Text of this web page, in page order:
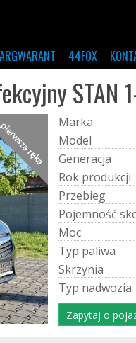
44FOX
STAN
ręka Marka
Model
Generacja
Rok produkcji
Przebieg
Pojemność sk
Moc
Typ paliwa
Skrzynia
Typ nadwozia
Zapytaj o